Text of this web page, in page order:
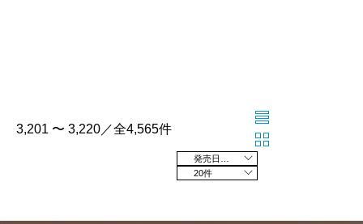
3,201 〜 3,220／全4,565件
20件